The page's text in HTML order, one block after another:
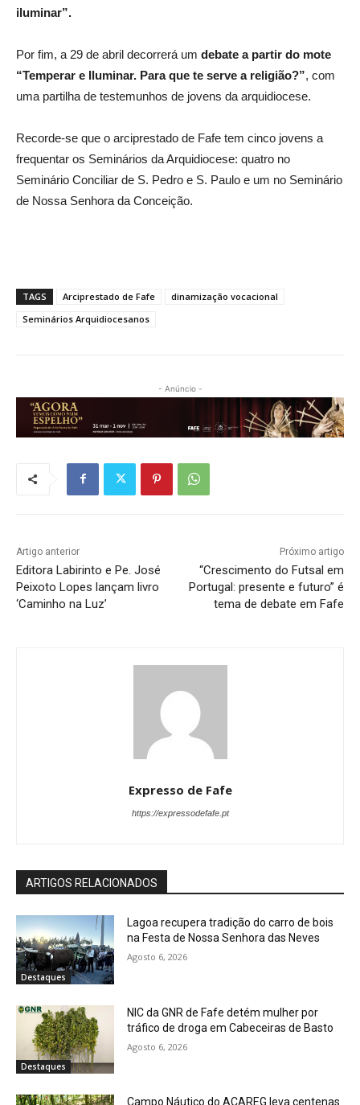
iluminar”.
Por fim, a 29 de abril decorrerá um debate a partir do mote
“Temperar e Iluminar. Para que te serve a religião?”, com
uma partilha de testemunhos de jovens da arquidiocese.
Recorde-se que o arciprestado de Fafe tem cinco jovens a
frequentar os Seminários da Arquidiocese: quatro no
Seminário Conciliar de S. Pedro e S. Paulo e um no Seminário
de Nossa Senhora da Conceição.
TAGS Arciprestado de Fafe
dinamização vocacional
Seminários Arquidiocesanos
- Anúncio -
Artigo anterior
Editora Labirinto e Pe. José
Peixoto Lopes lançam livro
‘Caminho na Luz’
Próximo artigo
“Crescimento do Futsal em
Portugal: presente e futuro” é
tema de debate em Fafe
Expresso de Fafe
https://expressodefafe.pt
ARTIGOS RELACIONADOS
Destaques
Lagoa recupera tradição do carro de bois
na Festa de Nossa Senhora das Neves
Agosto 6, 2026
Destaques
NIC da GNR de Fafe detém mulher por
tráfico de droga em Cabeceiras de Basto
Agosto 6, 2026
Campo Náutico do ACAREG leva centenas